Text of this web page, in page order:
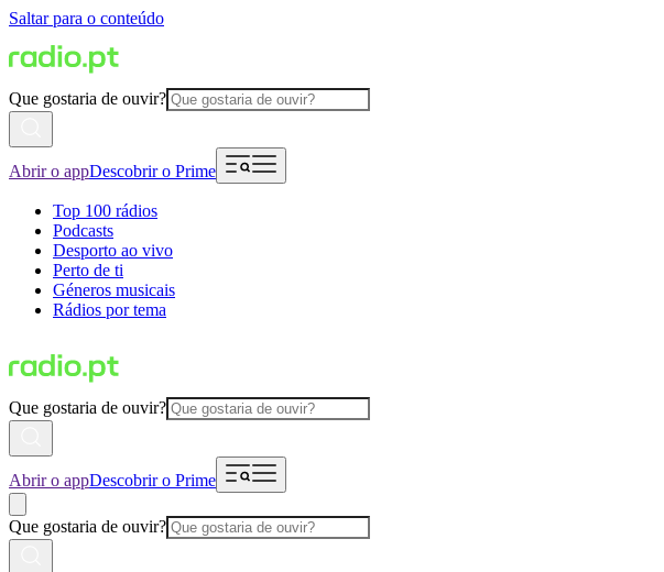
Saltar para o conteúdo
Que gostaria de ouvir?
Abrir o appDescobrir o Prime
Top 100 rádios
Podcasts
Desporto ao vivo
Perto de ti
Géneros musicais
Rádios por tema
Que gostaria de ouvir?
Abrir o appDescobrir o Prime
Que gostaria de ouvir?